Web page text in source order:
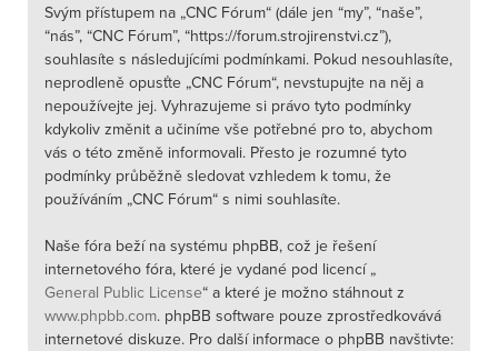
Svým přístupem na „CNC Fórum“ (dále jen “my”, “naše”,
“nás”, “CNC Fórum”, “https://forum.strojirenstvi.cz”),
souhlasíte s následujícími podmínkami. Pokud nesouhlasíte,
neprodleně opusťte „CNC Fórum“, nevstupujte na něj a
nepoužívejte jej. Vyhrazujeme si právo tyto podmínky
kdykoliv změnit a učiníme vše potřebné pro to, abychom
vás o této změně informovali. Přesto je rozumné tyto
podmínky průběžně sledovat vzhledem k tomu, že
používáním „CNC Fórum“ s nimi souhlasíte.
Naše fóra beží na systému phpBB, což je řešení
internetového fóra, které je vydané pod licencí „
General Public License“ a které je možno stáhnout z
www.phpbb.com. phpBB software pouze zprostředkovává
internetové diskuze. Pro další informace o phpBB navštivte: